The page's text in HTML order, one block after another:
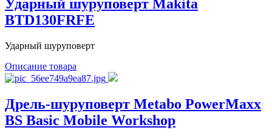
Ударный шуруповерт Makita
BTD130FRFE
Ударный шуруповерт
Описание товара
Дрель-шуруповерт Metabo PowerMaxx
BS Basic Mobile Workshop